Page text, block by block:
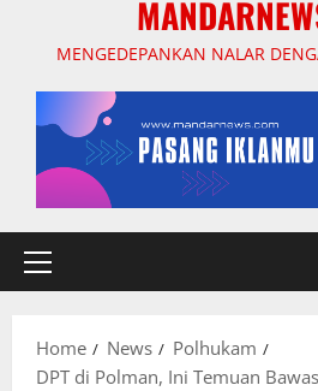
MENGEDEPANKAN NALAR
Primary
Home News
Polhukam
DPT di Polman, Ini Temuan